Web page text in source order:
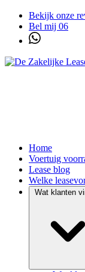
Bekijk onze
Bel mij 06
Home
Voertuig
Lease blog
Welke
Wat klanten